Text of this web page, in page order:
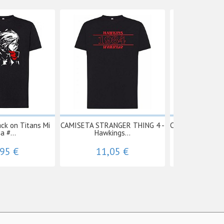
on Titans Mi
#...
€
CAMISETA STRANGER THING 4 -
Hawkings...
11,05 €
Camiseta -